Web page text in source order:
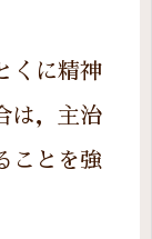
くに精神
は，主治
ことを強